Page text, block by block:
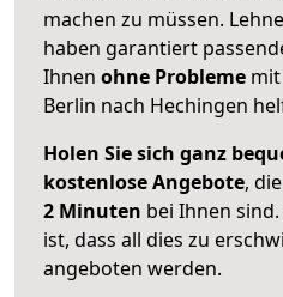
machen zu müssen.
haben garantiert
Ihnen ohne Probleme
Berlin nach Hechingen
Holen Sie sich ganz
kostenlose Angebote,
2 Minuten bei Ihnen
ist, dass all dies zu
angeboten werden.